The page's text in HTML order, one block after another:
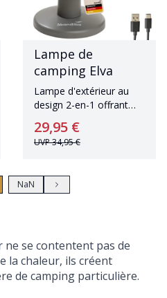
Lampe de
camping Elva
Lampe d'extérieur au
design 2-en-1 offrant
heures
29,95 €
UVP34,95 €
NaN
se contentent pas de
la chaleur, ils créent
de camping particulière.